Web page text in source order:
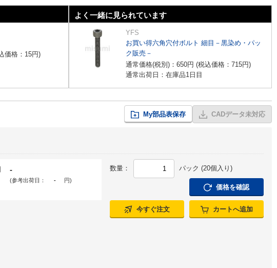
価格： 15円)
よく一緒に見られています
YFS
お買い得六角穴付ボルト 細目－黒染め・パッ
ク販売－
通常価格(税別)： 650円 (税込価格： 715円)
通常出荷日：在庫品1日目
My部品表保存 CADデータ未対応
-
(参考出荷日： - 円)
数量： パック (20個入り)
価格を確認
今すぐ注文 カートへ追加